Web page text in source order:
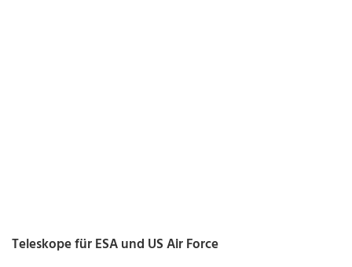
Teleskope für ESA und US Air Force